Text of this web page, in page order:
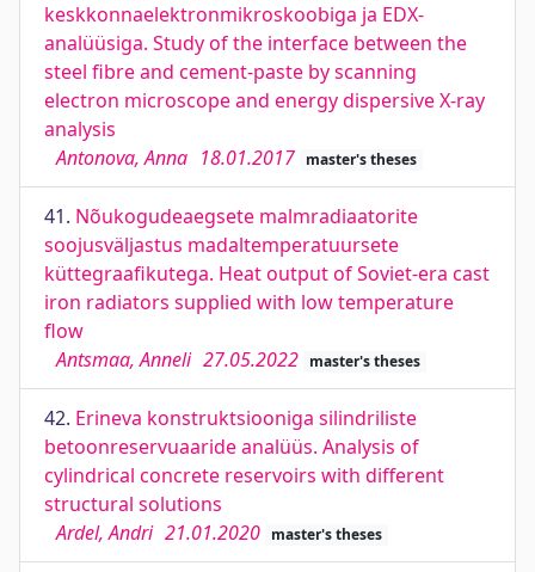
keskkonnaelektronmikroskoobiga ja EDX-
analüüsiga. Study of the interface between the
steel fibre and cement-paste by scanning
electron microscope and energy dispersive X-ray
analysis
Antonova, Anna 18.01.2017 master's theses
41. Nõukogudeaegsete malmradiaatorite
soojusväljastus madaltemperatuursete
küttegraafikutega. Heat output of Soviet-era cast
iron radiators supplied with low temperature
flow
Antsmaa, Anneli 27.05.2022 master's theses
42. Erineva konstruktsiooniga silindriliste
betoonreservuaaride analüüs. Analysis of
cylindrical concrete reservoirs with different
structural solutions
Ardel, Andri 21.01.2020 master's theses